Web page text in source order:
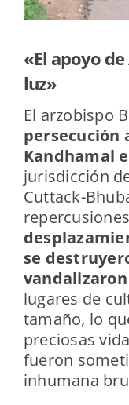
«El apoyo
luz»
El arzobispo
persecución
Kandhamal
jurisdicción
Cuttack-
se
lugares de
tamaño, lo
preciosas
fueron
inhumana